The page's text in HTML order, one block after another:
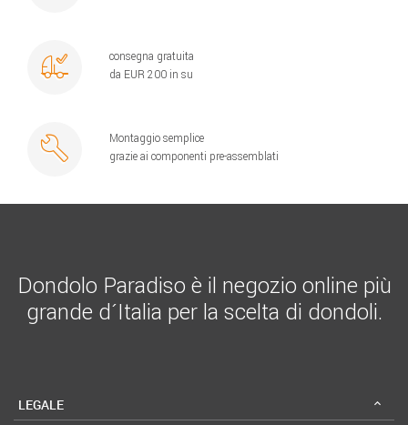
consegna gratuita
da EUR 200 in su
Montaggio semplice
grazie ai componenti pre-assemblati
Dondolo Paradiso è il negozio online più
grande d´Italia per la scelta di dondoli.
LEGALE